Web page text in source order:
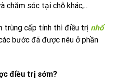
chăm sóc tại chỗ khác,…
trùng cấp tính thì điều trị nhổ
bước đã được nêu ở phần
điều trị sớm?